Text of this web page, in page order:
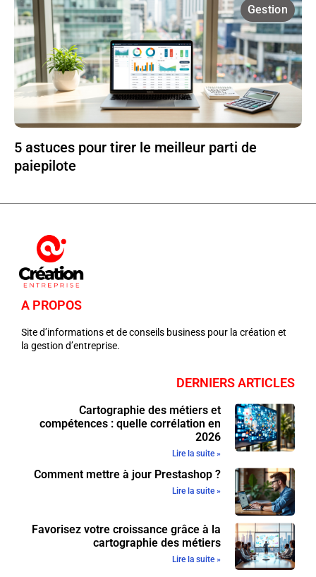
Gestion
5 astuces pour tirer le meilleur parti de
paiepilote
A PROPOS
Site d’informations et de conseils business pour la création et
la gestion d’entreprise.
DERNIERS ARTICLES
Cartographie des métiers et
compétences : quelle corrélation en
2026
Lire la suite »
Comment mettre à jour Prestashop ?
Lire la suite »
Favorisez votre croissance grâce à la
cartographie des métiers
Lire la suite »